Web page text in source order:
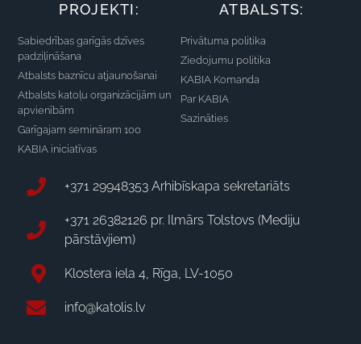
PROJEKTI:
Sabiedrības garīgās dzīves
padziļināšana
Atbalsts baznīcu atjaunošanai
Atbalsts katoļu organizācijām un
apvienībām
Garīgajam semināram 100
KABIA iniciatīvas
ATBALSTS:
Privātuma politika
Ziedojumu politika
KABIA Komanda
Par KABIA
Sazināties
+371 29948353 Arhibīskapa sekretariāts
+371 26382126 pr. Ilmārs Tolstovs (Mediju
pārstāvjiem)
Klostera iela 4, Rīga, LV-1050
info@katolis.lv